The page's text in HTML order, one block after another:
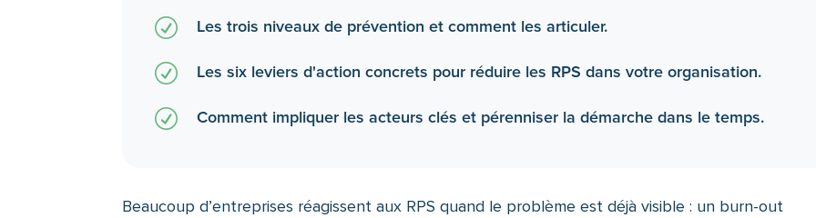
R Les trois niveaux de prévention et comment les articuler.
R Les six leviers d'action concrets pour réduire les RPS dans votre organisation.
R Comment impliquer les acteurs clés et pérenniser la démarche dans le temps.
Beaucoup d’entreprises réagissent aux RPS quand le problème est déjà visible : un burn-out